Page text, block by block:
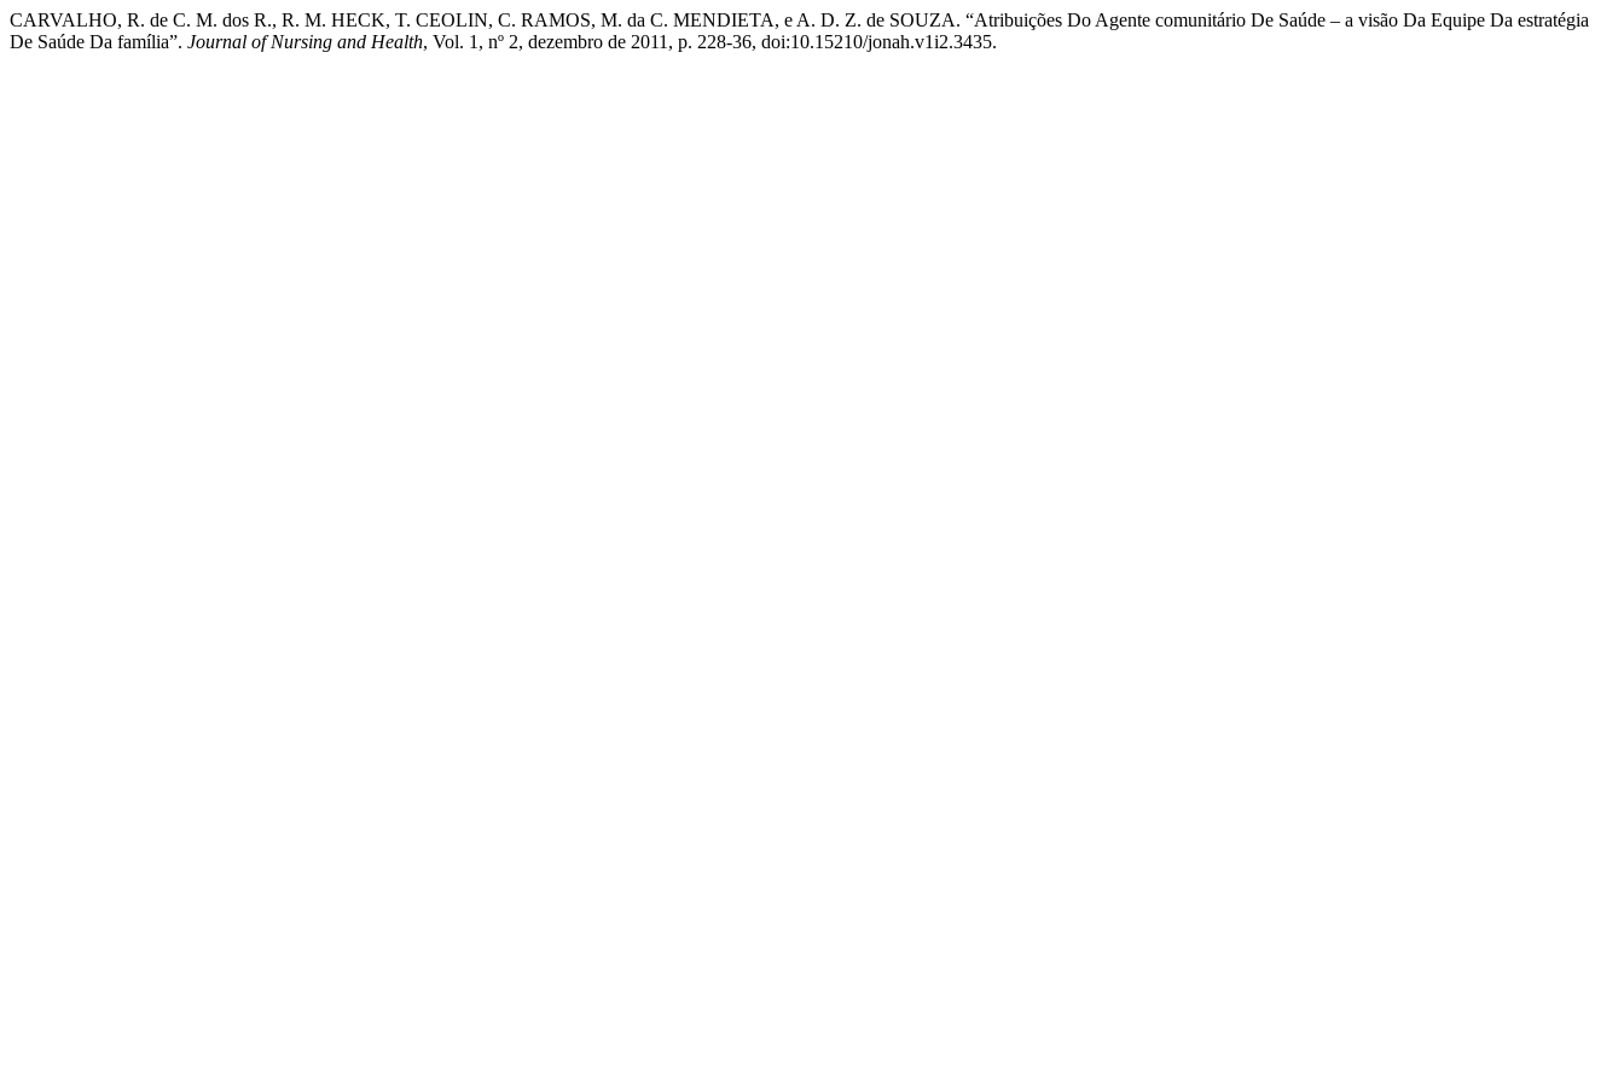
CARVALHO, R. de C. M. dos R., R. M. HECK, T. CEOLIN, C. RAMOS, M. da C. MENDIETA, e A. D. Z. de SOUZA. “Atribuições Do Agente comunitário De Saúde – a visão Da Equipe Da estratégia
De Saúde Da família”. Journal of Nursing and Health, Vol. 1, nº 2, dezembro de 2011, p. 228-36, doi:10.15210/jonah.v1i2.3435.